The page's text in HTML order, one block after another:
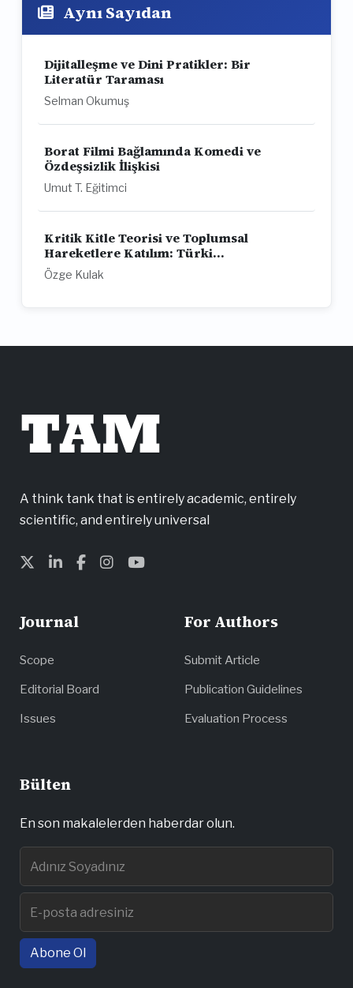
Aynı Sayıdan
Dijitalleşme ve Dini Pratikler: Bir
Literatür Taraması
Selman Okumuş
Borat Filmi Bağlamında Komedi ve
Özdeşsizlik İlişkisi
Umut T. Eğitimci
Kritik Kitle Teorisi ve Toplumsal
Hareketlere Katılım: Türki...
Özge Kulak
TAM
A think tank that is entirely academic, entirely
scientific, and entirely universal
Journal
Scope
Editorial Board
Issues
For Authors
Submit Article
Publication Guidelines
Evaluation Process
Bülten
En son makalelerden haberdar olun.
Abone Ol